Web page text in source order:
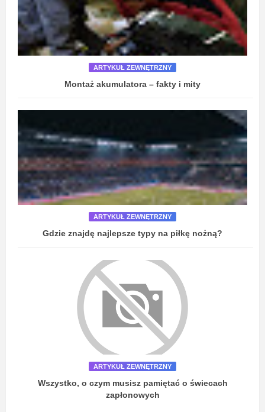
ARTYKUŁ ZEWNĘTRZNY
Montaż akumulatora – fakty i mity
ARTYKUŁ ZEWNĘTRZNY
Gdzie znajdę najlepsze typy na piłkę nożną?
ARTYKUŁ ZEWNĘTRZNY
Wszystko, o czym musisz pamiętać o świecach
zapłonowych